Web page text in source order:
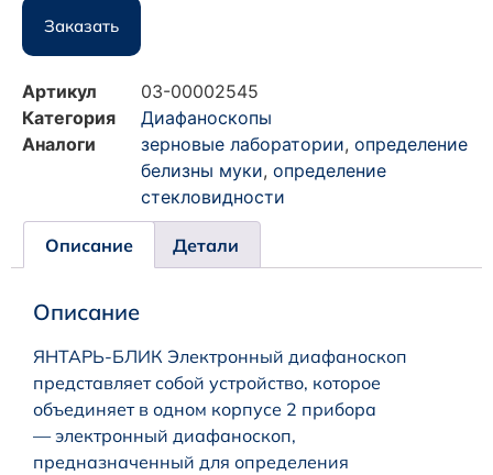
Заказать
Артикул
03-00002545
Категория
Диафаноскопы
Аналоги
зерновые лаборатории, определение
белизны муки, определение
стекловидности
Описание Детали
Описание
ЯНТАРЬ-БЛИК Электронный диафаноскоп
представляет собой устройство, которое
объединяет в одном корпусе 2 прибора
— электронный диафаноскоп,
предназначенный для определения